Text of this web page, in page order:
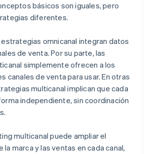
básicos son iguales, pero
diferentes.
omnicanal integran datos
de venta. Por su parte, las
simplemente ofrecen a los
canales de venta para usar. En otras
multicanal implican que cada
independiente, sin coordinación
multicanal puede ampliar el
marca y las ventas en cada canal,